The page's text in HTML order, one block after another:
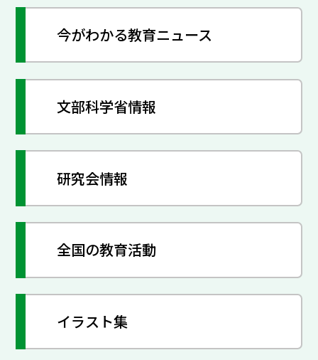
今がわかる教育ニュース
文部科学省情報
研究会情報
全国の教育活動
イラスト集